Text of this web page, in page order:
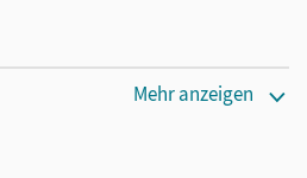
Mehr anzeigen